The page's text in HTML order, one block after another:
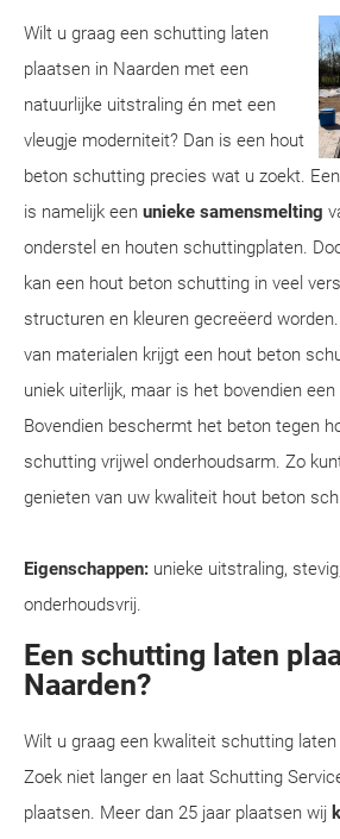
Wilt u graag een schutting laten
plaatsen in Naarden met een
natuurlijke uitstraling én met een
vleugje moderniteit? Dan is een hout
beton schutting precies wat u zoekt. Een
is namelijk een unieke samensmelting
onderstel en houten schuttingplaten.
kan een hout beton schutting in veel
structuren en kleuren gecreëerd
van materialen krijgt een hout beton
uniek uiterlijk, maar is het bovendien
Bovendien beschermt het beton tegen
schutting vrijwel onderhoudsarm. Zo
genieten van uw kwaliteit hout beton
Eigenschappen: unieke uitstraling,
onderhoudsvrij.
Een schutting laten
Naarden?
Wilt u graag een kwaliteit schutting
Zoek niet langer en laat Schutting
plaatsen. Meer dan 25 jaar plaatsen wij